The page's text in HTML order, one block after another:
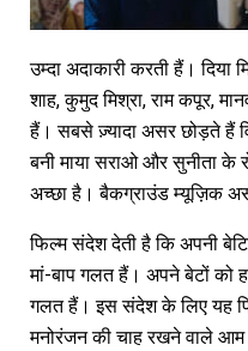
उम्दा अदाकारी करती हैं। दिया
शाह, कुमुद मिश्रा, राम कपूर,
हैं। सबसे ज़्यादा असर छोड़ते हैं
बनी माया सराओ और सुनीता के
अच्छा है। बैकग्राउंड म्यूज़िक
फिल्म संदेश देती है कि अपनी
मां-बाप गलत हैं। अपने बेटों को
गलत हैं। इस संदेश के लिए यह
मनोरंजन की चाह रखने वाले आम